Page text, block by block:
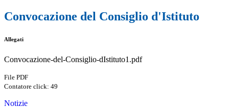
Convocazione del Consiglio d'Istituto
Allegati
Convocazione-del-Consiglio-dIstituto1.pdf
File PDF
Contatore click: 49
Notizie